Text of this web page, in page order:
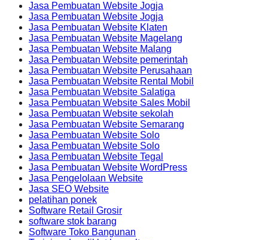
Jasa Pembuatan Website Jogja
Jasa Pembuatan Website Jogja
Jasa Pembuatan Website Klaten
Jasa Pembuatan Website Magelang
Jasa Pembuatan Website Malang
Jasa Pembuatan Website pemerintah
Jasa Pembuatan Website Perusahaan
Jasa Pembuatan Website Rental Mobil
Jasa Pembuatan Website Salatiga
Jasa Pembuatan Website Sales Mobil
Jasa Pembuatan Website sekolah
Jasa Pembuatan Website Semarang
Jasa Pembuatan Website Solo
Jasa Pembuatan Website Solo
Jasa Pembuatan Website Tegal
Jasa Pembuatan Website WordPress
Jasa Pengelolaan Website
Jasa SEO Website
pelatihan ponek
Software Retail Grosir
software stok barang
Software Toko Bangunan